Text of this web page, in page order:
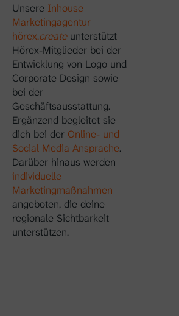
Unsere Inhouse
Marketingagentur
hörex.createunterstützt
Hörex-Mitglieder bei der
Entwicklung von Logo und
Corporate Design sowie
bei der
Geschäftsausstattung.
Ergänzend begleitet sie
dich bei der Online- und
Social Media Ansprache.
Darüber hinaus werden
individuelle
Marketingmaßnahmen
angeboten, die deine
regionale Sichtbarkeit
unterstützen.